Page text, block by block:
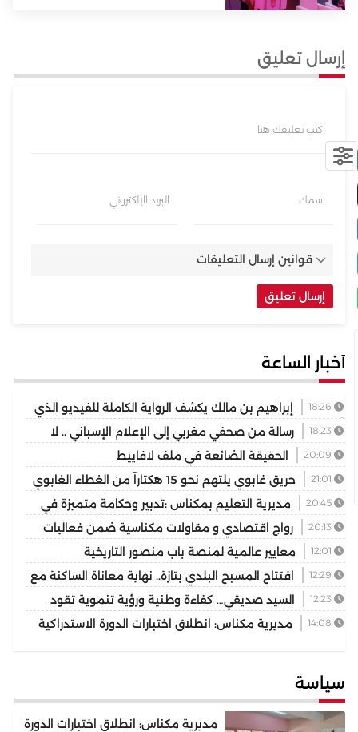
إرسال تعليق
اكتب تعليقك هنا
اسمك البريد الإلكتروني
قوانين إرسال التعليقات
أخبار الساعة
إبراهيم بن مالك يكشف الرواية الكاملة للفيديو الذي
أشعل مواقع التواصل
رسالة من صحفي مغربي إلى الإعلام الإسباني .. لا
تختزلوا التاريخ في رواية واحدة
الحقيقة الضائعة في ملف لافاييط
حريق غابوي يلتهم نحو 15 هكتاراً من الغطاء الغابوي
بإقليم تازة مديرية التعليم بمكناس :تدبير وحكامة متميزة في
توسيع وتجويد العرض المدرسي ثانوية المنتزه التأهيلية نموذجا
رواج اقتصادي و مقاولات مكناسية ضمن فعاليات
مهرجان عيساوة الدولي
معايير عالمية لمنصة باب منصور التاريخية
افتتاح المسبح البلدي بتازة.. نهاية معاناة الساكنة مع
غياب فضاء السباحة الوحيد
السيد صديقي… كفاءة وطنية ورؤية تنموية تقود
رهان التجمع الوطني للأحرار بإقليم بركان
مديرية مكناس: انطلاق اختبارات الدورة الاستدراكية
سياسة
مديرية مكناس: انطلاق اختبارات الدورة